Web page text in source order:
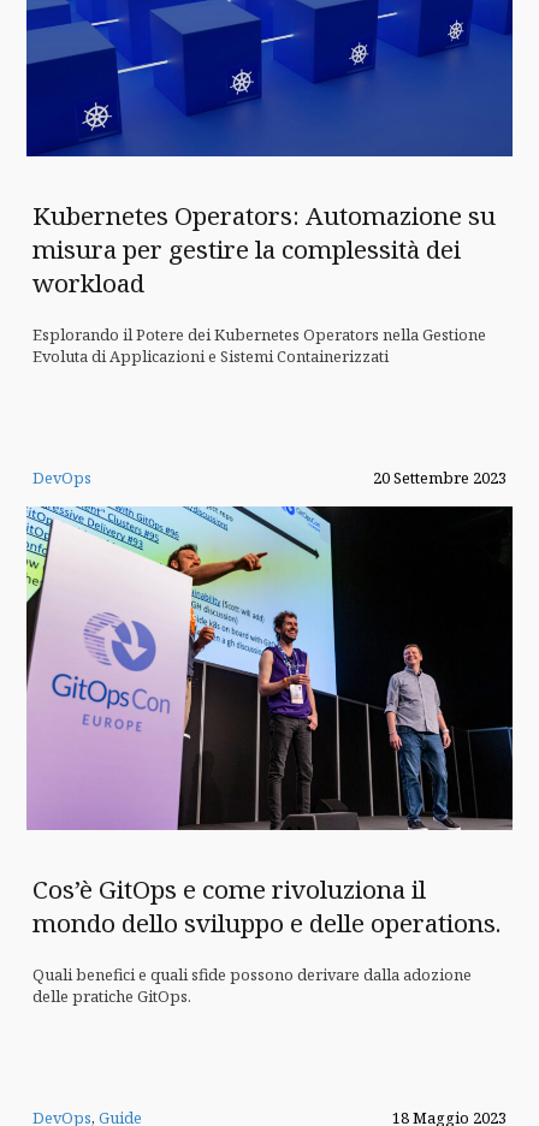
Kubernetes Operators: Automazione su
misura per gestire la complessità dei
workload
Esplorando il Potere dei Kubernetes Operators nella Gestione
Evoluta di Applicazioni e Sistemi Containerizzati
DevOps 20 Settembre 2023
Cos’è GitOps e come rivoluziona il
mondo dello sviluppo e delle operations.
Quali benefici e quali sfide possono derivare dalla adozione
delle pratiche GitOps.
DevOps,Guide 18 Maggio 2023